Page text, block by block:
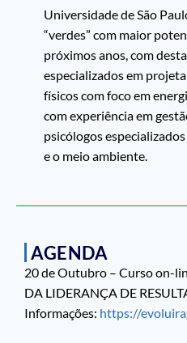
Universidade de São
“verdes” com maior
próximos anos, com
especializados em
físicos com foco em
com experiência em
psicólogos
e o meio ambiente.
AGENDA
20 de Outubro – Curso on-
DA LIDERANÇA DE
Informações: https://